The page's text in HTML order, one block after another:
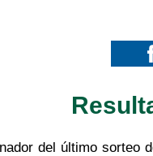
del último sorteo